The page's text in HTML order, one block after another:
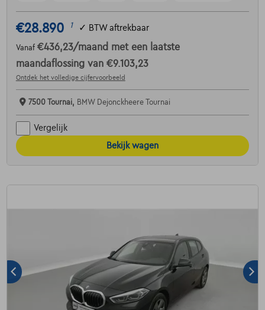
€28.890 1 ✓ BTW aftrekbaar
Vanaf €436,23/maand met een laatste
maandaflossing van €9.103,23
Ontdek het volledige cijfervoorbeeld
7500 Tournai, BMW Dejonckheere Tournai
Vergelijk
Bekijk wagen